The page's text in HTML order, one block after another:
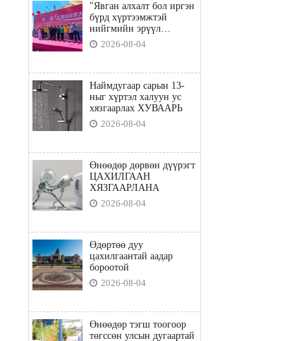
"Явган алхалт бол иргэн
бүрд хүртээмжтэй
нийгмийн эрүүл
мэндийн бодлого"
2026-08-04
Наймдугаар сарын 13-
ныг хүртэл халуун ус
хязгаарлах ХУВААРЬ
2026-08-04
Өнөөдөр дөрвөн дүүрэгт
ЦАХИЛГААН
ХЯЗГААРЛАНА
2026-08-04
Өдөртөө дуу
цахилгаантай аадар
бороотой
2026-08-04
Өнөөдөр тэгш тоогоор
төгссөн улсын дугаартай